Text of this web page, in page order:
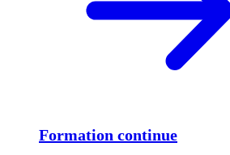
Formation continue